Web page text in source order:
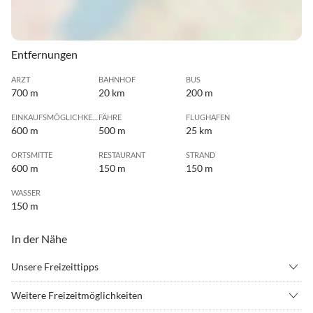
Entfernungen
ARZT
700 m
BAHNHOF
20 km
BUS
200 m
600 m
FÄHRE
500 m
FLUGHAFEN
25 km
ORTSMITTE
600 m
RESTAURANT
150 m
STRAND
150 m
WASSER
150 m
In der Nähe
Unsere Freizeittipps
Weitere Freizeitmöglichkeiten